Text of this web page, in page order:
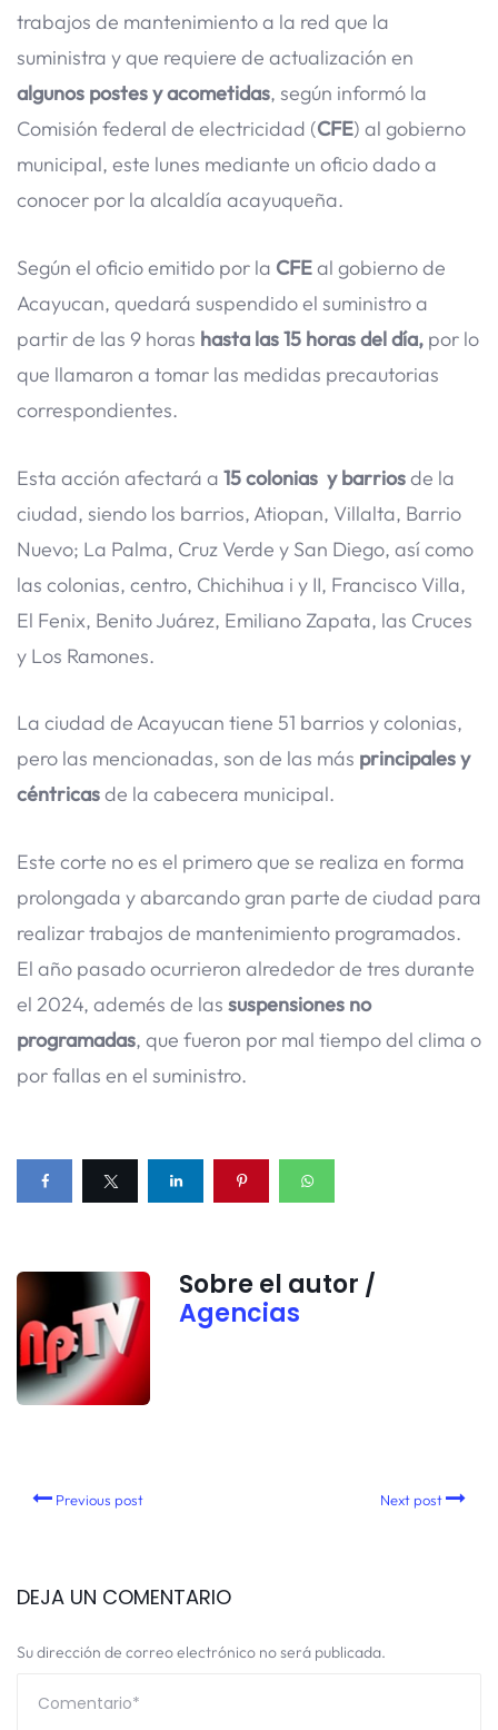
trabajos de mantenimiento a la red que la
suministra y que requiere de actualización en
algunos postes y acometidas, según informó la
Comisión federal de electricidad (CFE) al gobierno
municipal, este lunes mediante un oficio dado a
conocer por la alcaldía acayuqueña.
Según el oficio emitido por la CFEal gobierno de
Acayucan, quedará suspendido el suministro a
partir de las 9 horas hasta las 15 horas del día, por lo
que llamaron a tomar las medidas precautorias
correspondientes.
Esta acción afectará a 15 colonias y barriosde la
ciudad, siendo los barrios, Atiopan, Villalta, Barrio
Nuevo; La Palma, Cruz Verde y San Diego, así como
las colonias, centro, Chichihua i y II, Francisco Villa,
El Fenix, Benito Juárez, Emiliano Zapata, las Cruces
y Los Ramones.
La ciudad de Acayucan tiene 51 barrios y colonias,
pero las mencionadas, son de las más principales y
céntricasde la cabecera municipal.
Este corte no es el primero que se realiza en forma
prolongada y abarcando gran parte de ciudad para
realizar trabajos de mantenimiento programados.
El año pasado ocurrieron alrededor de tres durante
el 2024, ademés de las suspensiones no
programadas, que fueron por mal tiempo del clima o
por fallas en el suministro.
Sobre el autor /
Agencias
Previous post Next post
DEJA UN COMENTARIO
Su dirección de correo electrónico no será publicada.